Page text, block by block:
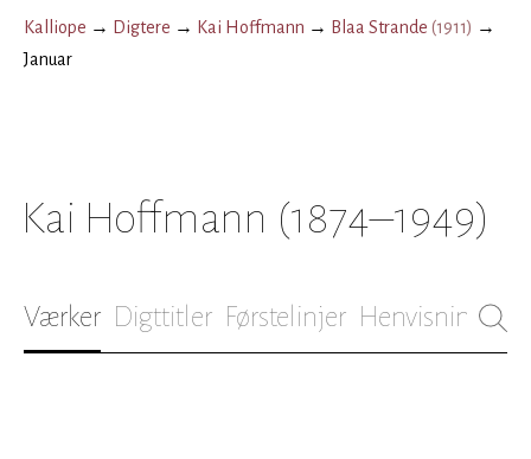
Kalliope → Digtere → Kai Hoffmann → Blaa Strande (1911) →
Januar
Kai Hoffmann (1874–1949)
Værker Digttitler Førstelinjer Henvisninger